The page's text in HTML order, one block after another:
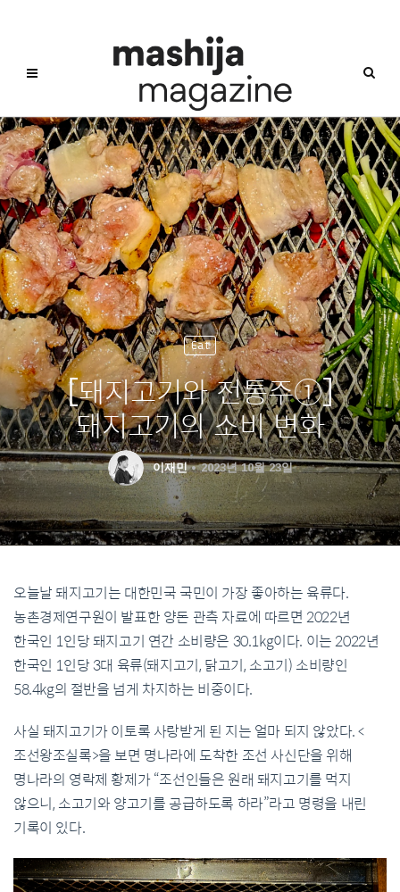
Eat
[돼지고기와 전통주①]
돼지고기의 소비 변화
이재민 2023년 10월 23일
오늘날 돼지고기는 대한민국 국민이 가장 좋아하는 육류다.
농촌경제연구원이 발표한 양돈 관측 자료에 따르면 2022년
한국인 1인당 돼지고기 연간 소비량은 30.1kg이다. 이는 2022년
한국인 1인당 3대 육류(돼지고기, 닭고기, 소고기) 소비량인
58.4kg의 절반을 넘게 차지하는 비중이다.
사실 돼지고기가 이토록 사랑받게 된 지는 얼마 되지 않았다. <
조선왕조실록>을 보면 명나라에 도착한 조선 사신단을 위해
명나라의 영락제 황제가 “조선인들은 원래 돼지고기를 먹지
않으니, 소고기와 양고기를 공급하도록 하라”라고 명령을 내린
기록이 있다.